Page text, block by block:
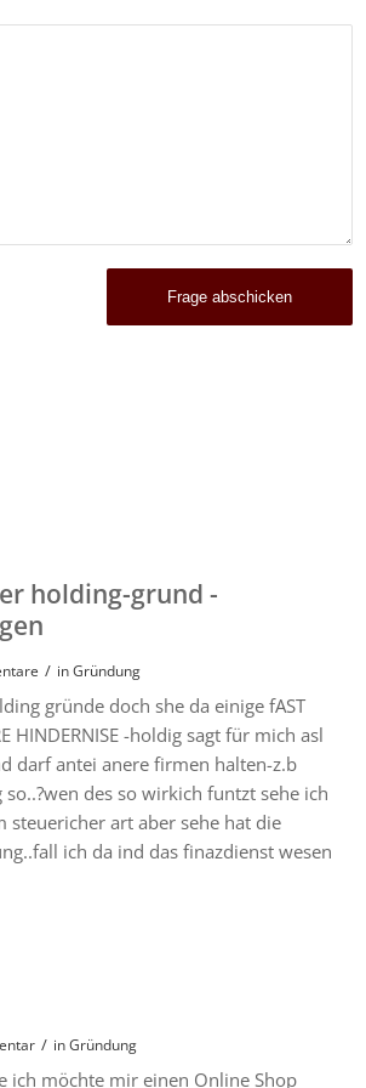
holding-grund -
/ inGründung
gründe doch she da einige fAST
HINDERNISE -holdig sagt für mich asl
darf antei anere firmen halten-z.b
des so wirkich funtzt sehe ich
steuericher art aber sehe hat die
ich da ind das finazdienst wesen
/ inGründung
ich möchte mir einen Online Shop